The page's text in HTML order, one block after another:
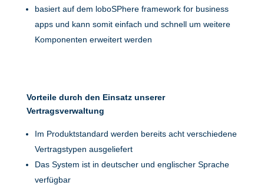
basiert auf dem loboSPhere framework for business
apps und kann somit einfach und schnell um weitere
Komponenten erweitert werden
Vorteile durch den Einsatz unserer
Vertragsverwaltung
Im Produktstandard werden bereits acht verschiedene
Vertragstypen ausgeliefert
Das System ist in deutscher und englischer Sprache
verfügbar